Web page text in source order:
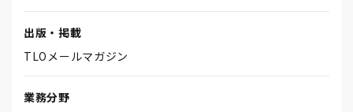
出版・掲載
TLOメールマガジン
業務分野